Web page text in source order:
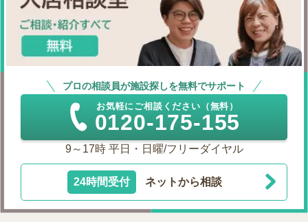
プロの相談員が施設探しを無料でサポート
お気軽にご相談ください（無料）
0120-175-155
9～17時 平日・日曜/フリーダイヤル
24時間受付 ネットから相談